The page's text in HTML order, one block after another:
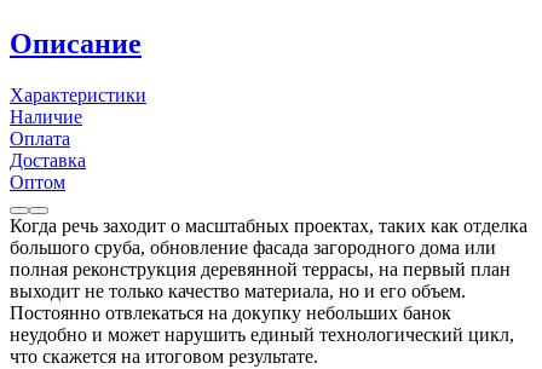
Описание
Характеристики
Наличие
Оплата
Доставка
Оптом
Когда речь заходит о масштабных проектах, таких как отделка
большого сруба, обновление фасада загородного дома или
полная реконструкция деревянной террасы, на первый план
выходит не только качество материала, но и его объем.
Постоянно отвлекаться на докупку небольших банок
неудобно и может нарушить единый технологический цикл,
что скажется на итоговом результате.